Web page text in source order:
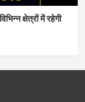
क्षेत्रों में रहेगी